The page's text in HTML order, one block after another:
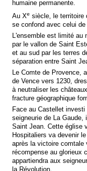
humaine permanente.
Au Xe siècle, le territoire
se confond avec celui
L'ensemble est limité au
par le vallon de Saint
et au sud par les terres
séparation entre Saint
Le Comte de Provence,
de Vence vers 1230,
à neutraliser les
fracture géographique
Face au Castellet
seigneurie de La Gaude,
Saint Jean. Cette église
Hospitaliers va devenir
après la victoire comtale
récompense au glorieux
appartiendra aux
la Révolution.